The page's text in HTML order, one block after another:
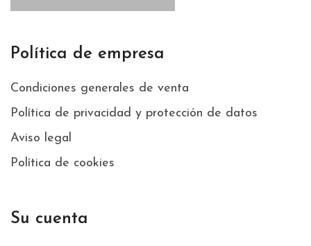
Política de empresa
Condiciones generales de venta
Política de privacidad y protección de datos
Aviso legal
Política de cookies
Su cuenta